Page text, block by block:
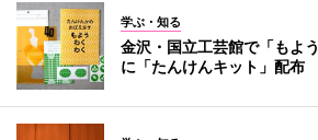
学ぶ・知る
金沢・国立工芸館で「もよ
に「たんけんキット」配布